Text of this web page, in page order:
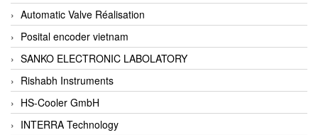
E+E ELEKTRONIK
E+H
E2S
Earthtech
Eaton
EBMPAPST
Automatic Valve Réalisation
Posital encoder vietnam
SANKO ELECTRONIC LABOLATORY
Rishabh Instruments
HS-Cooler GmbH
INTERRA Technology